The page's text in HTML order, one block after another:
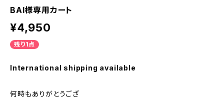
BAI様専用カート
¥4,950
残り1点
International shipping available
何時もありがとうござ